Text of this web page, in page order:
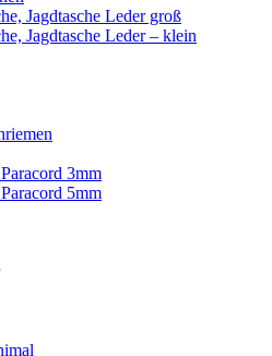
Jagdtasche Leder groß
Jagdtasche Leder – klein
3mm
5mm